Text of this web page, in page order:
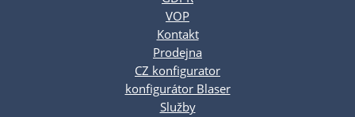
VOP
Kontakt
Prodejna
CZ konfigurator
konfigurátor Blaser
Služby